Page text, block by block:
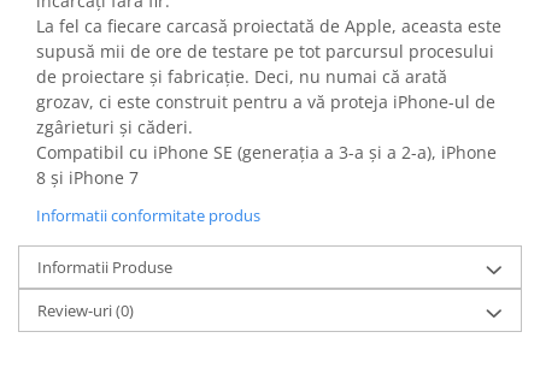
Incaltaminte barbati
Incaltaminte femei
Ochelari de soare
Ochelari de vedere
Gaming, Carti & Birotica
Birotica & Papetarie
Console, Jocuri & Accesorii
Ingrijire personala & Cosmetice
Accesorii aparate de ras electrice
Accesorii aparate hair styling
La fel ca fiecare carcasă proiectată de Apple, aceasta este
supusă mii de ore de testare pe tot parcursul procesului
de proiectare și fabricație. Deci, nu numai că arată
grozav, ci este construit pentru a vă proteja iPhone-ul de
zgârieturi și căderi.
Compatibil cu iPhone SE (generația a 3-a și a 2-a), iPhone
8 și iPhone 7
Informatii conformitate produs
Informatii Produse
Review-uri(0)